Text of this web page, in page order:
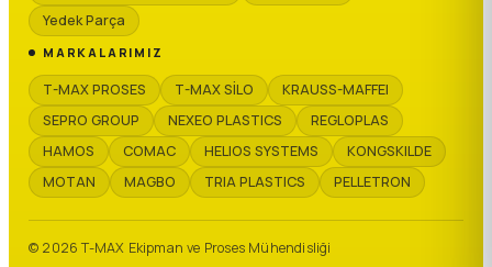
Yedek Parça
MARKALARIMIZ
T-MAX PROSES T-MAX SİLO
KRAUSS-MAFFEI
SEPRO GROUP
NEXEO PLASTICS
REGLOPLAS
HAMOS
COMAC HELIOS SYSTEMS
KONGSKILDE
MOTAN
MAGBO TRIA PLASTICS PELLETRON
© 2026 T-MAX Ekipman ve Proses Mühendisliği